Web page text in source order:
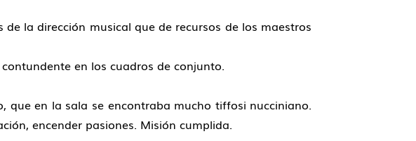
la dirección musical que de recursos de los maestros
en los cuadros de conjunto.
que en la sala se encontraba mucho tiffosi nucciniano.
encender pasiones. Misión cumplida.